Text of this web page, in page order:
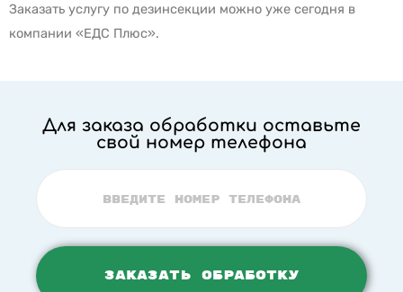
Заказать услугу по дезинсекции можно уже сегодня в
компании «ЕДС Плюс».
Для заказа обработки оставьте
свой номер телефона